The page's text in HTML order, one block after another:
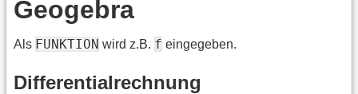
Geogebra
Als FUNKTION wird z.B. f eingegeben.
Differentialrechnung